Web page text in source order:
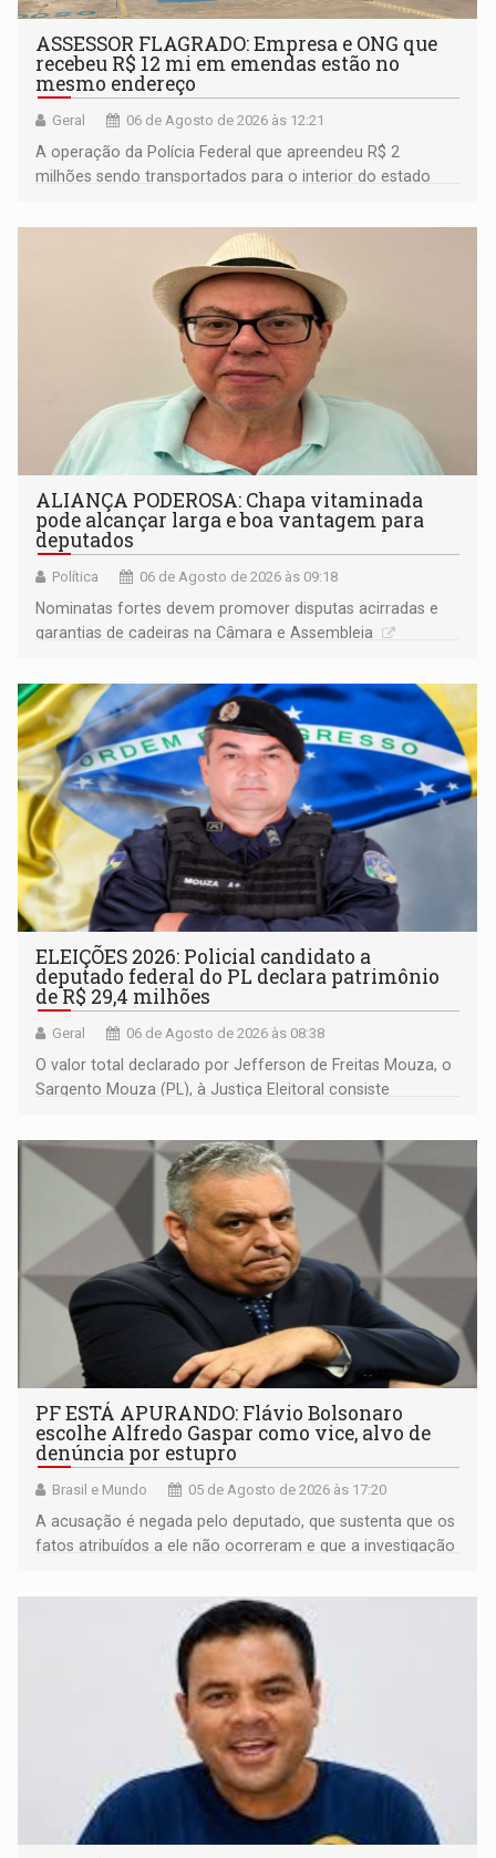
ASSESSOR FLAGRADO: Empresa e ONG que
recebeu R$ 12 mi em emendas estão no
mesmo endereço
Geral 06 de Agosto de 2026 às 12:21
A operação da Polícia Federal que apreendeu R$ 2
milhões sendo transportados para o interior do estado
ligação do suspeito com um deputado federal do União
ALIANÇA PODEROSA: Chapa vitaminada
pode alcançar larga e boa vantagem para
deputados
Política 06 de Agosto de 2026 às 09:18
Nominatas fortes devem promover disputas acirradas e
garantias de cadeiras na Câmara e Assembleia
ELEIÇÕES 2026: Policial candidato a
deputado federal do PL declara patrimônio
de R$ 29,4 milhões
Geral 06 de Agosto de 2026 às 08:38
O valor total declarado por Jefferson de Freitas Mouza, o
Sargento Mouza (PL), à Justiça Eleitoral consiste
desportivo localizado no interior do estado.
PF ESTÁ APURANDO: Flávio Bolsonaro
escolhe Alfredo Gaspar como vice, alvo de
denúncia por estupro
Brasil e Mundo 05 de Agosto de 2026 às 17:20
A acusação é negada pelo deputado, que sustenta que os
fatos atribuídos a ele não ocorreram e que a investigação